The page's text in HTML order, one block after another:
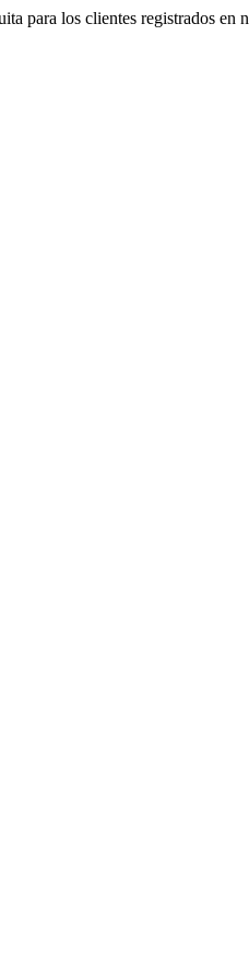
para los clientes registrados en